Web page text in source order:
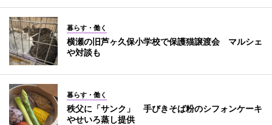
暮らす・働く
横瀬の旧芦ヶ久保小学校で保護猫譲渡会 マルシェ
や対談も
暮らす・働く
秩父に「サンク」 手びきそば粉のシフォンケーキ
やせいろ蒸し提供